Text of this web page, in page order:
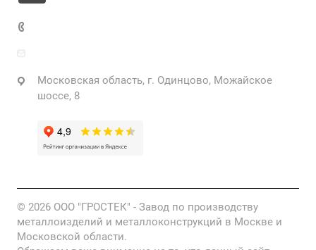
Московская область, г. Одинцово, Можайское
шоссе, 8
© 2026 ООО "ГРОСТЕК" - Завод по производству
металлоизделий и металлоконструкций в Москве и
Московской области.